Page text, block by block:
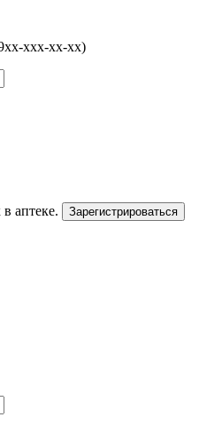
ххх-хх-хх)
аптеке. Зарегистрироваться